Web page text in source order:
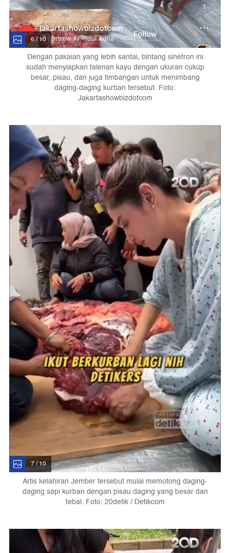
6 / 10
Dengan pakaian yang lebih santai, bintang sinetron ini
sudah menyiapkan talenan kayu dengan ukuran cukup
besar, pisau, dan juga timbangan untuk menimbang
daging-daging kurban tersebut. Foto:
Jakartashowbizdotcom
7 / 10
Artis kelahiran Jember tersebut mulai memotong daging-
daging sapi kurban dengan pisau daging yang besar dan
tebal. Foto: 20detik / Detikcom